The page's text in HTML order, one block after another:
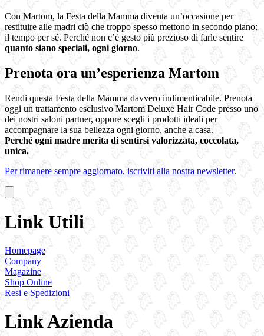
Con Martom, la Festa della Mamma diventa un’occasione per
restituire alle madri ciò che troppo spesso mettono in secondo piano:
il tempo per sé. Perché non c’è gesto più prezioso di farle sentire
quanto siano speciali, ogni giorno.
Prenota ora un’esperienza Martom
Rendi questa Festa della Mamma davvero indimenticabile. Prenota
oggi un trattamento esclusivo Martom Deluxe Hair Code presso uno
dei nostri saloni partner, oppure scegli i prodotti ideali per
accompagnare la sua bellezza ogni giorno, anche a casa.
Perché ogni madre merita di sentirsi valorizzata, coccolata,
unica.
Per rimanere sempre aggiornato, iscriviti alla nostra newsletter.
Link Utili
Homepage
Company
Magazine
Shop Online
Resi e Spedizioni
Link Azienda